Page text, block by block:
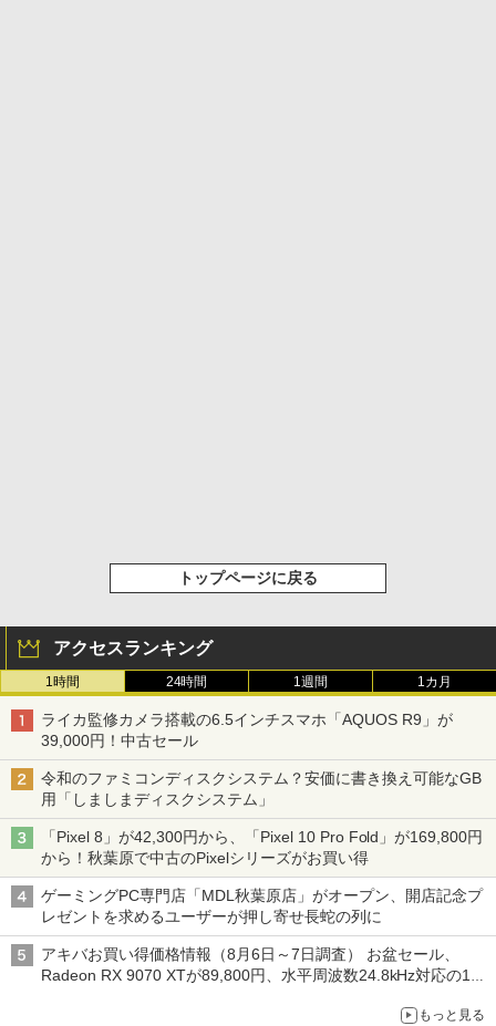
トップページに戻る
アクセスランキング
1時間 24時間 1週間 1カ月
ライカ監修カメラ搭載の6.5インチスマホ「AQUOS R9」が
39,000円！中古セール
令和のファミコンディスクシステム？安価に書き換え可能なGB
用「しましまディスクシステム」
「Pixel 8」が42,300円から、「Pixel 10 Pro Fold」が169,800円
から！秋葉原で中古のPixelシリーズがお買い得
ゲーミングPC専門店「MDL秋葉原店」がオープン、開店記念プ
レゼントを求めるユーザーが押し寄せ長蛇の列に
アキバお買い得価格情報（8月6日～7日調査） お盆セール、
Radeon RX 9070 XTが89,800円、水平周波数24.8kHz対応の17
もっと見る